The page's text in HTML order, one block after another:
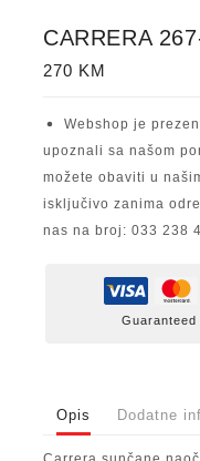
CARRERA
270 KM
Webshop je
upoznali sa našom
možete obaviti u
isključivo zanima
nas na broj: 033 238
Opis Dodatne